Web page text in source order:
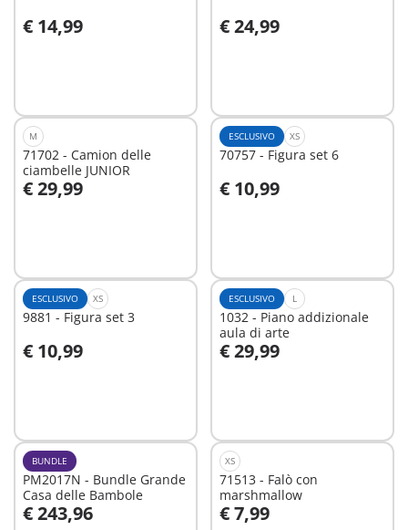
€ 14,99
Aggiungi al carrello € 24,99
Aggiungi al carrello
M
71702 - Camion delle
ciambelle JUNIOR
€ 29,99
Aggiungi al carrello
ESCLUSIVO XS
70757 - Figura set 6
€ 10,99
Aggiungi al carrello
ESCLUSIVO XS
9881 - Figura set 3
€ 10,99
Aggiungi al carrello
ESCLUSIVO L
1032 - Piano addizionale
aula di arte
€ 29,99
Aggiungi al carrello
BUNDLE
PM2017N - Bundle Grande
Casa delle Bambole
€ 243,96
Aggiungi al carrello
XS
71513 - Falò con
marshmallow
€ 7,99
Aggiungi al carrello